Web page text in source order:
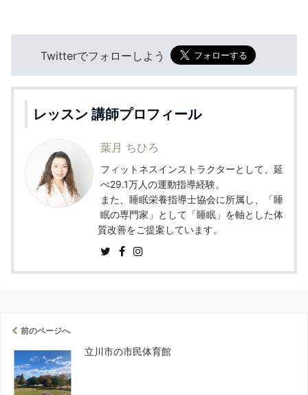
Twitterでフォローしよう
レッスン 講師プロフィール
葉月 ちひろ
フィットネスインストラクターとして、延
べ29.1万人の運動指導経験。
また、睡眠栄養指導士協会に所属し、「睡
眠の専門家」として「睡眠」を軸とした体
質改善をご提案しています。
前のページへ
立川市の市民体育館